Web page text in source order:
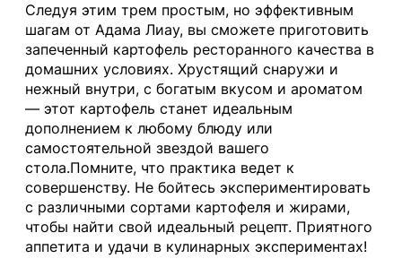
Следуя этим трем простым, но эффективным
шагам от Адама Лиау, вы сможете приготовить
запеченный картофель ресторанного качества в
домашних условиях. Хрустящий снаружи и
нежный внутри, с богатым вкусом и ароматом
— этот картофель станет идеальным
дополнением к любому блюду или
самостоятельной звездой вашего
стола.Помните, что практика ведет к
совершенству. Не бойтесь экспериментировать
с различными сортами картофеля и жирами,
чтобы найти свой идеальный рецепт. Приятного
аппетита и удачи в кулинарных экспериментах!